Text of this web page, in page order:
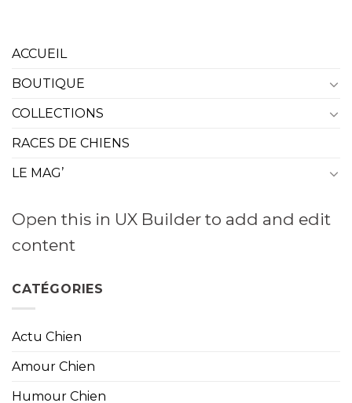
ACCUEIL
BOUTIQUE
COLLECTIONS
RACES DE CHIENS
LE MAG’
Open this in UX Builder to add and edit
content
CATÉGORIES
Actu Chien
Amour Chien
Humour Chien